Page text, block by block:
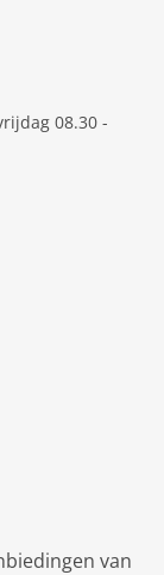
08.30 -
van